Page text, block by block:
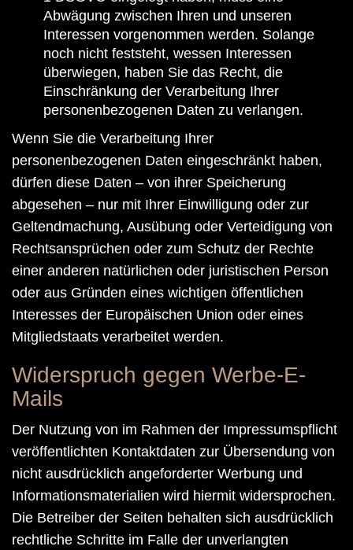
Abwägung zwischen Ihren und unseren
Interessen vorgenommen werden. Solange
noch nicht feststeht, wessen Interessen
überwiegen, haben Sie das Recht, die
Einschränkung der Verarbeitung Ihrer
personenbezogenen Daten zu verlangen.
Wenn Sie die Verarbeitung Ihrer
personenbezogenen Daten eingeschränkt haben,
dürfen diese Daten – von ihrer Speicherung
abgesehen – nur mit Ihrer Einwilligung oder zur
Geltendmachung, Ausübung oder Verteidigung von
Rechtsansprüchen oder zum Schutz der Rechte
einer anderen natürlichen oder juristischen Person
oder aus Gründen eines wichtigen öffentlichen
Interesses der Europäischen Union oder eines
Mitgliedstaats verarbeitet werden.
Widerspruch gegen Werbe-E-
Mails
Der Nutzung von im Rahmen der Impressumspflicht
veröffentlichten Kontaktdaten zur Übersendung von
nicht ausdrücklich angeforderter Werbung und
Informationsmaterialien wird hiermit widersprochen.
Die Betreiber der Seiten behalten sich ausdrücklich
rechtliche Schritte im Falle der unverlangten